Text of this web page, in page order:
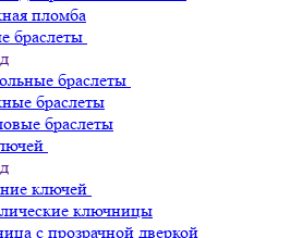
пломба
браслеты
браслеты
браслеты
браслеты
ключей
ключницы
с прозрачной дверкой